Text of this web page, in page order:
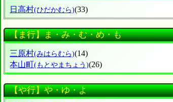
日高村(ひだかむら)(33)
【ま行】ま・み・む・め・も
三原村(みはらむら)(14)
本山町(もとやまちょう)(26)
【や行】や・ゆ・よ